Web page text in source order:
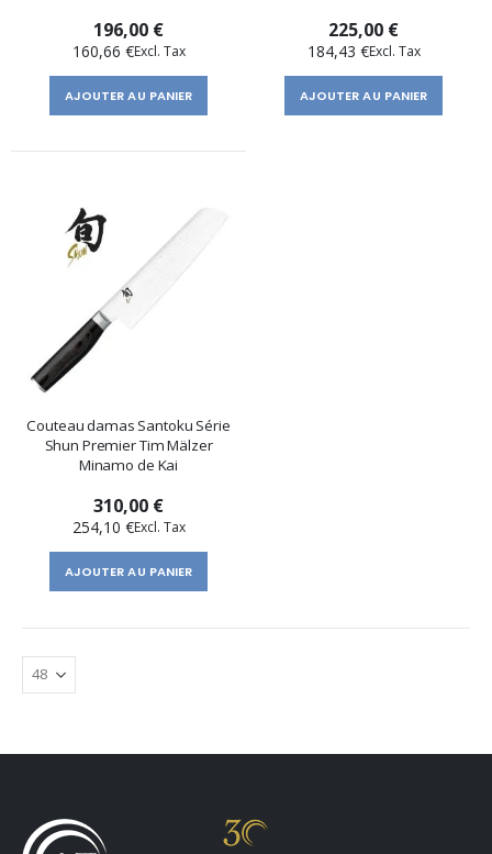
196,00 €
160,66 €
AJOUTER AU PANIER
225,00 €
184,43 €
AJOUTER AU PANIER
Couteau damas Santoku Série
Shun Premier Tim Mälzer
Minamo de Kai
310,00 €
254,10 €
AJOUTER AU PANIER